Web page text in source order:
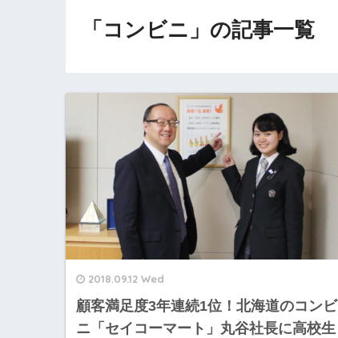
「コンビニ」の記事一覧
2018.09.12 Wed
顧客満足度3年連続1位！北海道のコンビ
ニ「セイコーマート」丸谷社長に高校生